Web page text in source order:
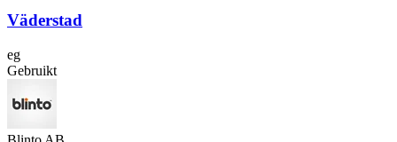
Väderstad
eg
Gebruikt